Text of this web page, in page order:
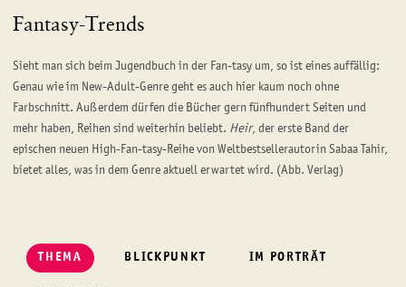
Fantasy-Trends
Sieht man sich beim Jugendbuch in der Fan-tasy um, so ist eines auffällig:
Genau wie im New-Adult-Genre geht es auch hier kaum noch ohne
Farbschnitt. Außerdem dürfen die Bücher gern fünfhundert Seiten und
mehr haben, Reihen sind weiterhin beliebt. Heir, der erste Band der
epischen neuen High-Fan-tasy-Reihe von Weltbestsellerautorin Sabaa Tahir,
bietet alles, was in dem Genre aktuell erwartet wird. (Abb. Verlag)
THEMA BLICKPUNKT IM PORTRÄT